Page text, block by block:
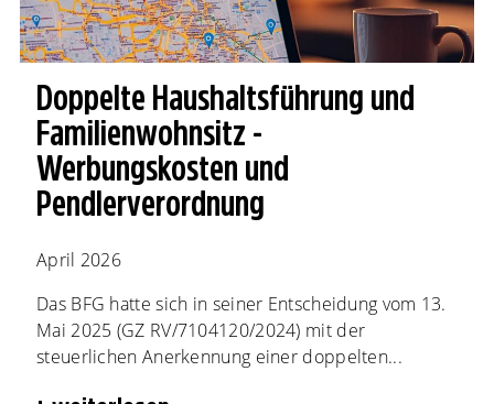
Doppelte Haushaltsführung und
Familienwohnsitz -
Werbungskosten und
Pendlerverordnung
April 2026
Das BFG hatte sich in seiner Entscheidung vom 13.
Mai 2025 (GZ RV/7104120/2024) mit der
steuerlichen Anerkennung einer doppelten...